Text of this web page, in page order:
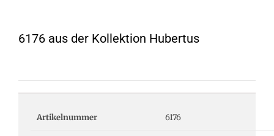
6176 aus der Kollektion Hubertus
Artikelnummer 6176